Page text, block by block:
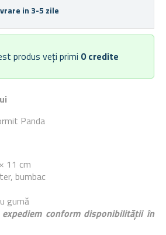
Panda
11 cm
bumbac
gumă
conform disponibilității în
in 3-5 zile
produs veți primi 0 credite